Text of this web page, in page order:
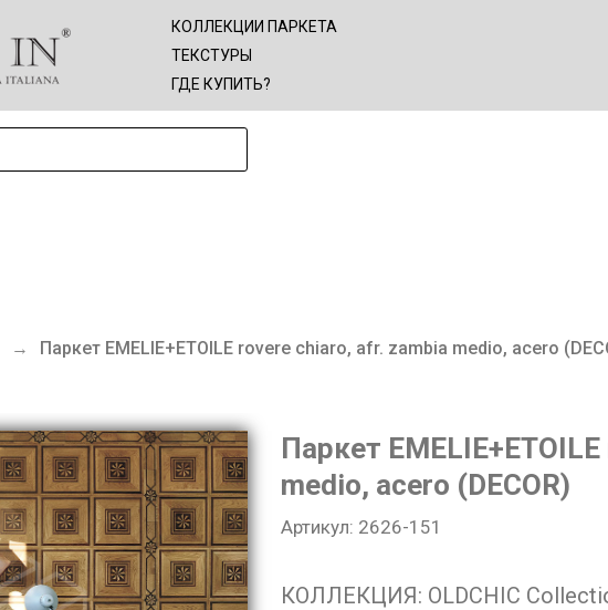
КОЛЛЕКЦИИ ПАРКЕТА
ТЕКСТУРЫ
ГДЕ КУПИТЬ?
→ Паркет EMELIE+ETOILE rovere chiaro, afr. zambia medio, acero
Паркет
medio, acero (DECOR)
КОЛЛЕКЦИЯ: OLDCHIC
Артикул: 2626-151